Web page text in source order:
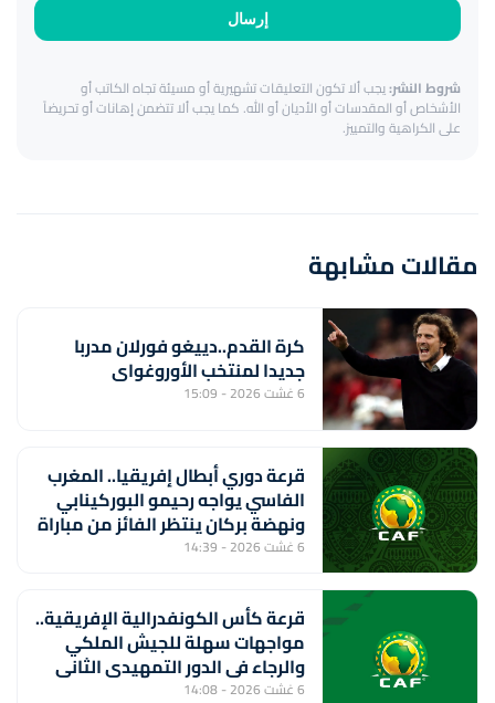
إرسال
شروط النشر:يجب ألا تكون التعليقات تشهيرية أو مسيئة تجاه الكاتب أو
الأشخاص أو المقدسات أو الأديان أو الله. كما يجب ألا تتضمن إهانات أو تحريضاً
على الكراهية والتمييز.
مقالات مشابهة
كرة القدم..دييغو فورلان مدربا
جديدا لمنتخب الأوروغواي
6 غشت 2026 - 15:09
قرعة دوري أبطال إفريقيا.. المغرب
الفاسي يواجه رحيمو البوركينابي
ونهضة بركان ينتظر الفائز من مباراة
ستار سبور السيراليوني وميدينا
6 غشت 2026 - 14:39
قرعة كأس الكونفدرالية الإفريقية..
مواجهات سهلة للجيش الملكي
والرجاء في الدور التمهيدي الثاني
6 غشت 2026 - 14:08